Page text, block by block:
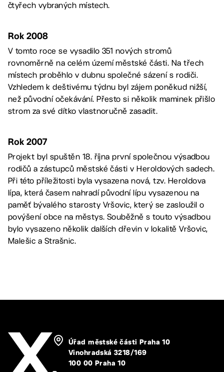
čtyřech vybraných místech.
Rok 2008
V tomto roce se vysadilo 351 nových stromů
rovnoměrně na celém území městské části. Na třech
místech proběhlo v dubnu společné sázení s rodiči.
Vzhledem k deštivému týdnu byl zájem poněkud nižší,
než původní očekávání. Přesto si několik maminek přišlo
strom za své dítko vlastnoručně zasadit.
Rok 2007
Projekt byl spuštěn 18. října první společnou výsadbou
rodičů a zástupců městské části v Heroldových sadech.
Při této příležitosti byla vysazena nová, tzv. Heroldova
lípa, která časem nahradí původní lípu vysazenou na
paměť bývalého starosty Vršovic, který se zasloužil o
povýšení obce na městys. Souběžně s touto výsadbou
bylo vysazeno několik dalších dřevin v lokalitě Vršovic,
Malešic a Strašnic.
Úřad městské části Praha 10
Vinohradská 3218/169
100 00 Praha 10